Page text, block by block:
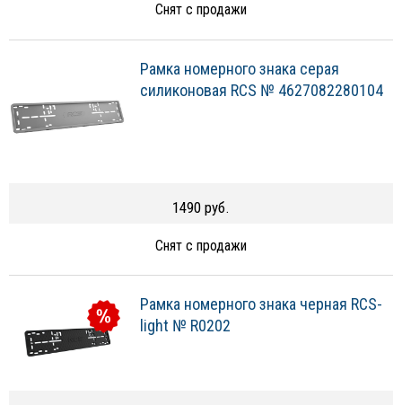
Снят с продажи
Рамка номерного знака серая
силиконовая RCS № 4627082280104
1490 руб.
Снят с продажи
Рамка номерного знака черная RCS-
light № R0202